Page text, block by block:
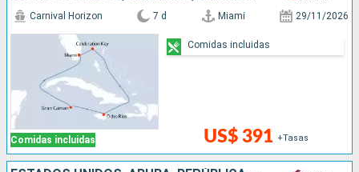
Comidas incluidas
Carnival Horizon 7 d Miami 29/11/2026
US$ 391 +Tasas
Comidas incluidas